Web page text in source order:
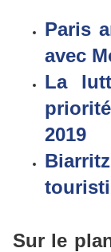
Paris
avec
La
2019
Sur le